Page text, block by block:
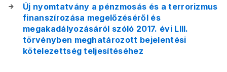
Új nyomtatvány a pénzmosás és a terrorizmus
finanszírozása megelőzéséről és
megakadályozásáról szóló 2017. évi LIII.
törvényben meghatározott bejelentési
kötelezettség teljesítéséhez